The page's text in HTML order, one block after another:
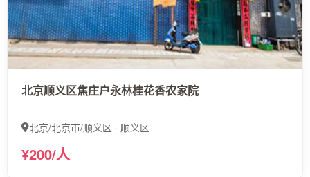
北京顺义区焦庄户永林桂花香农家院
北京/北京市/顺义区 · 顺义区
¥200/人